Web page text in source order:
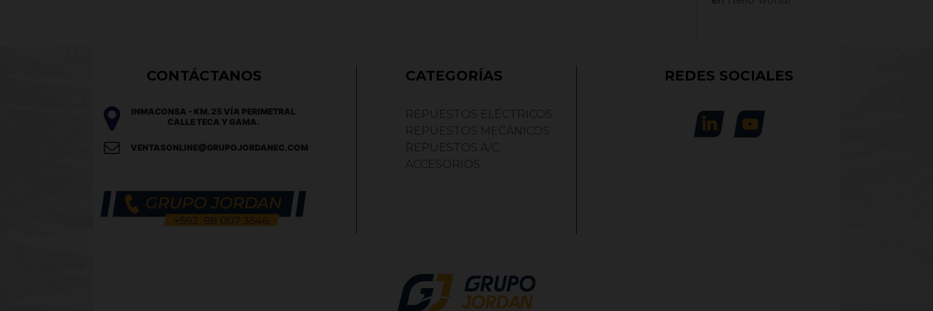
CONTÁCTANOS
INMACONSA - KM. 25 VÍA PERIMETRAL
CALLE TECA Y GAMA.
VENTASONLINE@GRUPOJORDANEC.COM
CATEGORÍAS
REPUESTOS ELÉCTRICOS
REPUESTOS MECÁNICOS
REPUESTOS A/C
ACCESORIOS
REDES SOCIALES